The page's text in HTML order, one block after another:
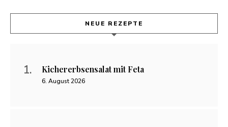
NEUE REZEPTE
Kichererbsensalat mit Feta
6. August 2026